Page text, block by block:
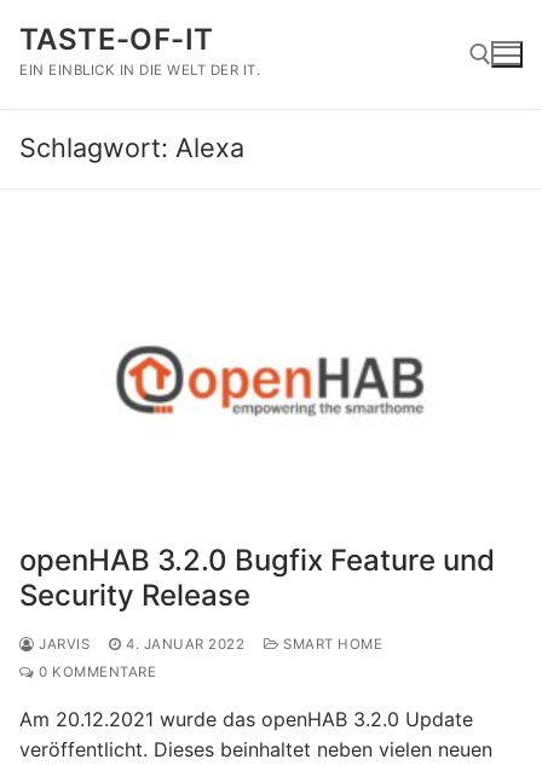
Inhalt
springen
TASTE-OF-IT
EIN EINBLICK IN DIE WELT DER IT.
Schlagwort: Alexa
openHAB 3.2.0 Bugfix Feature und
Security Release
JARVIS 4. JANUAR 2022
SMART HOME
0 KOMMENTARE
Am 20.12.2021 wurde das openHAB 3.2.0 Update
veröffentlicht. Dieses beinhaltet neben vielen neuen